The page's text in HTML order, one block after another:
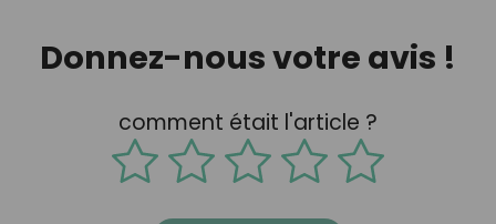
Donnez-nous votre avis !
comment était l'article ?